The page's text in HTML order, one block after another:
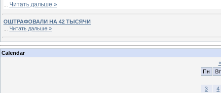
Читать дальше »
ОШТРАФОВАЛИ НА 42 ТЫСЯЧИ
Читать дальше »
Calendar
«
Пн
Вт
3
4